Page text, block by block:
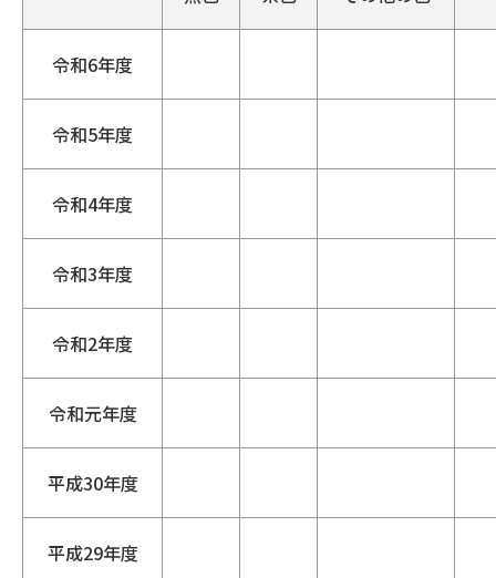
令和6年度
令和5年度
令和4年度
令和3年度
令和2年度
令和元年度
平成30年度
平成29年度